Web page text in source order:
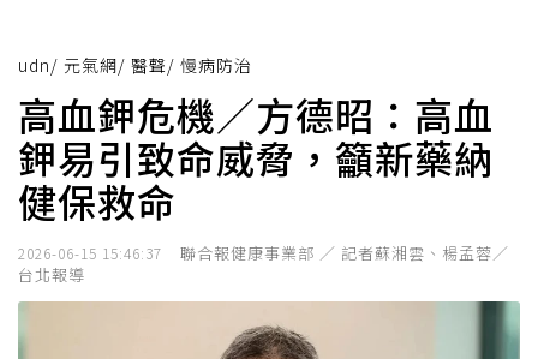
udn/ 元氣網/ 醫聲/ 慢病防治
高血鉀危機／方德昭：高血
鉀易引致命威脅，籲新藥納
健保救命
2026-06-15 15:46:37
聯合報健康事業部 ／ 記者蘇湘雲、楊孟蓉／
台北報導